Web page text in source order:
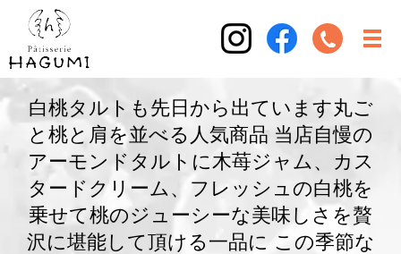
白桃タルトも先日から出ています丸ご
と桃と肩を並べる人気商品 当店自慢の
アーモンドタルトに木苺ジャム、カス
タードクリーム、フレッシュの白桃を
乗せて桃のジューシーな美味しさを贅
沢に堪能して頂ける一品に この季節な